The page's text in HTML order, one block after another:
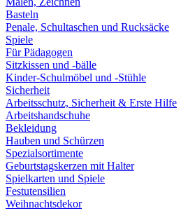
Basteln
Penale, Schultaschen und Rucksäcke
Spiele
Für Pädagogen
Sitzkissen und -bälle
Kinder-Schulmöbel und -Stühle
Sicherheit
Arbeitsschutz, Sicherheit & Erste Hilfe
Arbeitshandschuhe
Bekleidung
Hauben und Schürzen
Spezialsortimente
Geburtstagskerzen mit Halter
Spielkarten und Spiele
Festutensilien
Weihnachtsdekor